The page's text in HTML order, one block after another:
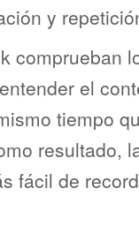
y
comprueban
el
tiempo
resultado,
fácil de